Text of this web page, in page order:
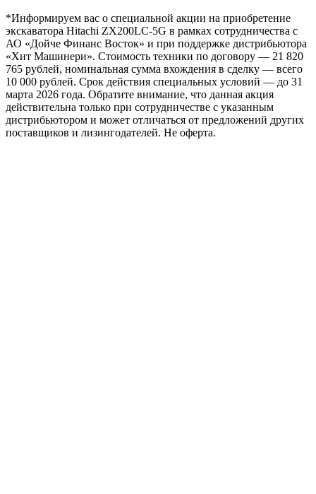
*Информируем вас о специальной акции на приобретение
экскаватора Hitachi ZX200LC-5G в рамках сотрудничества с
АО «Дойче Финанс Восток» и при поддержке дистрибьютора
«Хит Машинери». Стоимость техники по договору — 21 820
765 рублей, номинальная сумма вхождения в сделку — всего
10 000 рублей. Срок действия специальных условий — до 31
марта 2026 года. Обратите внимание, что данная акция
действительна только при сотрудничестве с указанным
дистрибьютором и может отличаться от предложений других
поставщиков и лизингодателей. Не оферта.